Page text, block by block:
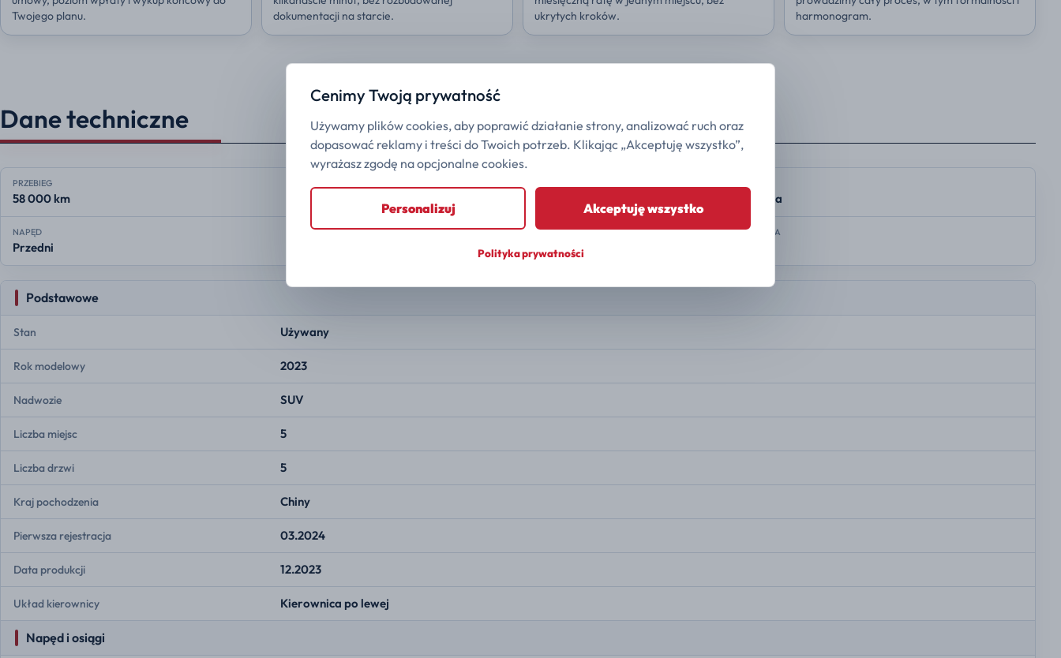
Twojego planu.
dokumentacji na starcie.
ukrytych kroków.
harmonogram.
Dane techniczne
PRZEBIEG
58 000 km Automatyczna
NAPĘD
Przedni
MOC KOLOR NADWOZIA
Podstawowe
Stan Używany
Rok modelowy 2023
Nadwozie SUV
Liczba miejsc 5
Liczba drzwi 5
Kraj pochodzenia Chiny
Pierwsza rejestracja 03.2024
Data produkcji 12.2023
Układ kierownicy Kierownica po lewej
Napęd i osiągi
Cenimy Twoją prywatność
Używamy plików cookies, aby poprawić działanie strony, analizować ruch oraz
dopasować reklamy i treści do Twoich potrzeb. Klikając „Akceptuję wszystko”,
wyrażasz zgodę na opcjonalne cookies.
Personalizuj Akceptuję wszystko
Polityka prywatności